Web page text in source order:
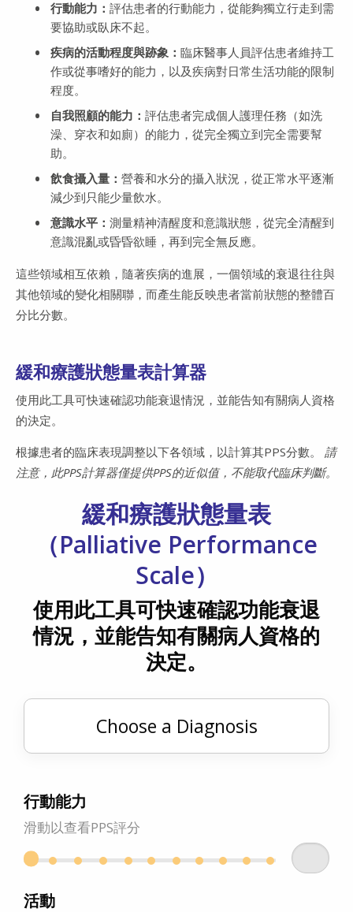
行動能力： 評估患者的行動能力，從能夠獨立行走到需
要協助或臥床不起。
疾病的活動程度與跡象： 臨床醫事人員評估患者維持工
作或從事嗜好的能力，以及疾病對日常生活功能的限制
程度。
自我照顧的能力： 評估患者完成個人護理任務（如洗
澡、穿衣和如廁）的能力，從完全獨立到完全需要幫
助。
飲食攝入量： 營養和水分的攝入狀況，從正常水平逐漸
減少到只能少量飲水。
意識水平： 測量精神清醒度​​和意識狀態，從完全清醒到
意識混亂或昏昏欲睡，再到完全無反應。
這些領域相互依賴，隨著疾病的進展，一個領域的衰退往往與
其他領域的變化相關聯，而產生能反映患者當前狀態的整體百
分比分數。
緩和療護狀態量表計算器
使用此工具可快速確認功能衰退情況，並能告知有關病人資格
的決定。
根據患者的臨床表現調整以下各領域，以計算其PPS分數。 請
注意，此PPS計算器僅提供PPS的近似值，不能取代臨床判斷。
緩和療護狀態量表
（Palliative Performance
Scale）
使用此工具可快速確認功能衰退
情況，並能告知有關病人資格的
決定。
行動能力
滑動以查看PPS評分
活動